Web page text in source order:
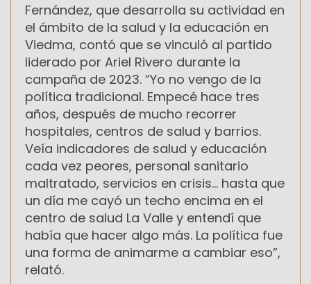
Fernández, que desarrolla su actividad en
el ámbito de la salud y la educación en
Viedma, contó que se vinculó al partido
liderado por Ariel Rivero durante la
campaña de 2023. “Yo no vengo de la
política tradicional. Empecé hace tres
años, después de mucho recorrer
hospitales, centros de salud y barrios.
Veía indicadores de salud y educación
cada vez peores, personal sanitario
maltratado, servicios en crisis… hasta que
un día me cayó un techo encima en el
centro de salud La Valle y entendí que
había que hacer algo más. La política fue
una forma de animarme a cambiar eso”,
relató.